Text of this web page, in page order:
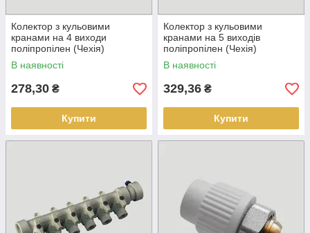
Колектор з кульовими
кранами на 4 виходи
поліпропілен (Чехія)
В наявності
278,30 ₴
Купити
Колектор з кульовими
кранами на 5 виходів
поліпропілен (Чехія)
В наявності
329,36 ₴
Купити